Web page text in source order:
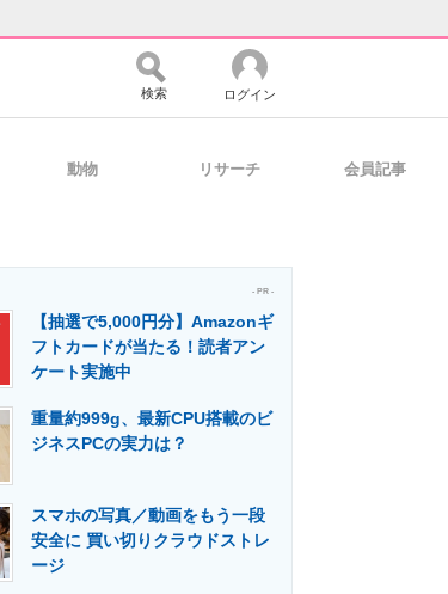
マーケ×ITの今がよく分かる
建設×テクノロジーの最前線
検索 ログイン
動物 リサーチ 会員記事
- PR -
【抽選で5,000円分】Amazonギ
フトカードが当たる！読者アン
ケート実施中
重量約999g、最新CPU搭載のビ
ジネスPCの実力は？
スマホの写真／動画をもう一段
安全に 買い切りクラウドストレ
ージ